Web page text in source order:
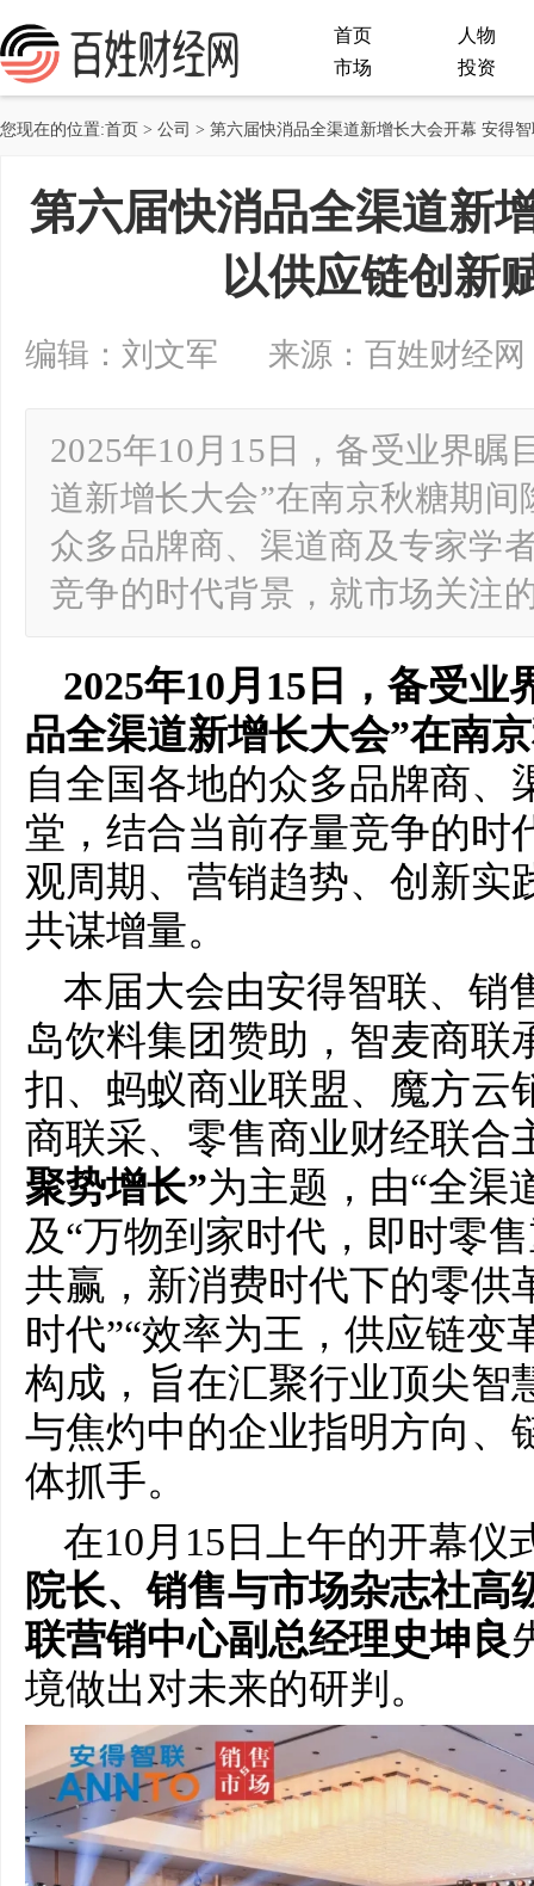
首页
人物
市场
投资
您现在的位置:首页 > 公司 > 第六届快消品全渠道新增长大会开幕 安得
第六届快消品全渠道新
以供应链创新
编辑：刘文军 来源：百姓财经网
2025年10月15日，备受业界瞩
道新增长大会”在南京秋糖期
众多品牌商、渠道商及专家学
竞争的时代背景，就市场关
2025年10月15日，备受业
品全渠道新增长大会”在南
自全国各地的众多品牌商、
堂，结合当前存量竞争的时
观周期、营销趋势、创新实
共谋增量。
本届大会由安得智联、销
岛饮料集团赞助，智麦商联
扣、蚂蚁商业联盟、魔方云
商联采、零售商业财经联合
聚势增长”为主题，由“全渠
及“万物到家时代，即时零
共赢，新消费时代下的零供
时代”“效率为王，供应链变
构成，旨在汇聚行业顶尖智
与焦灼中的企业指明方向、
体抓手。
在10月15日上午的开幕仪
院长、销售与市场杂志社高
联营销中心副总经理史坤良
境做出对未来的研判。